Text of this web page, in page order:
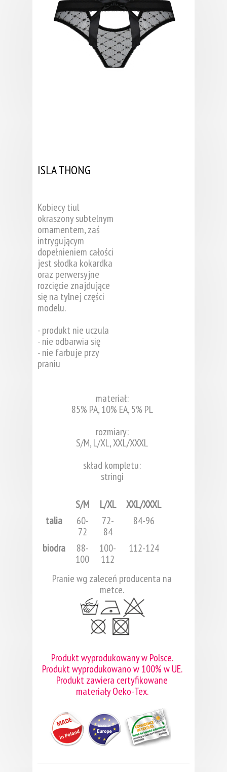
ISLA THONG
Kobiecy tiul
okraszony subtelnym
ornamentem, zaś
intrygującym
dopełnieniem całości
jest słodka kokardka
oraz perwersyjne
rozcięcie znajdujące
się na tylnej części
modelu.
- produkt nie uczula
- nie odbarwia się
- nie farbuje przy
praniu
materiał:
85% PA, 10% EA, 5% PL
rozmiary:
S/M, L/XL, XXL/XXXL
skład kompletu:
stringi
S/M L/XL
XXL/XXXL
talia
60-
72
72-
84
84-96
biodra
88-
100
100-
112
112-124
Pranie wg zaleceń producenta na
metce.
Produkt wyprodukowany w Polsce.
Produkt wyprodukowano w 100% w UE.
Produkt zawiera certyfikowane
materiały Oeko-Tex.